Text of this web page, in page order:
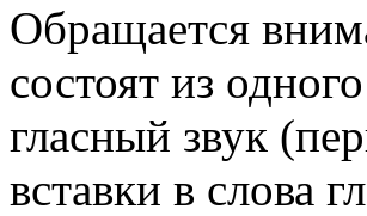
Обращается
состоят из
гласный звук
вставки в слова